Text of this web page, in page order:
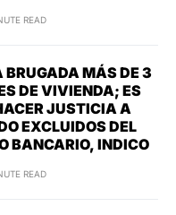
READ
BRUGADA MÁS DE 3
DE VIVIENDA; ES
JUSTICIA A
EXCLUIDOS DEL
BANCARIO, INDICO
READ